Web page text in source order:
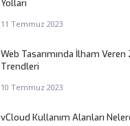
Yolları
11 Temmuz 2023
Web Tasarımında İlham Veren
Trendleri
10 Temmuz 2023
vCloud Kullanım Alanları